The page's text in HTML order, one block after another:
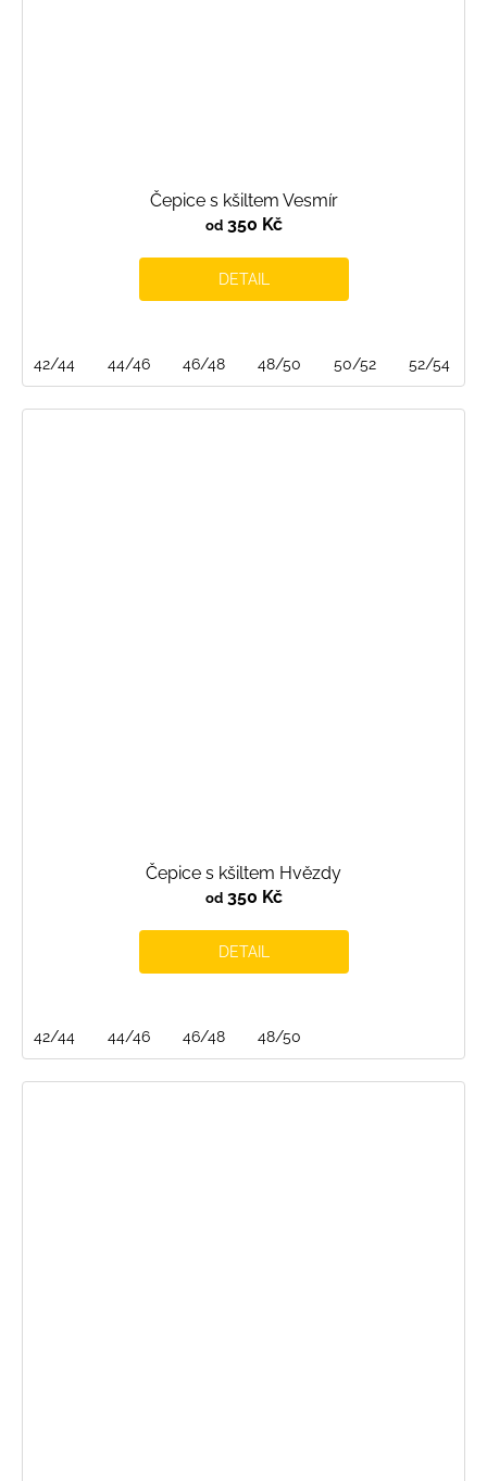
Čepice s kšiltem Vesmír
od350 Kč
DETAIL
42/44 44/46 46/48 48/50 50/52 52/54
Čepice s kšiltem Hvězdy
od350 Kč
DETAIL
42/44 44/46 46/48 48/50